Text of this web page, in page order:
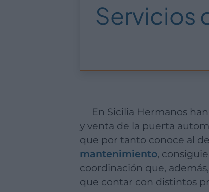
Servicios
En Sicilia Hermanos han dado forma a un servicio integral que nos permite obtener tanto la fabricación
y venta de la puerta
que por tanto conoce al
mantenimiento,
coordinación que,
que contar con distintos